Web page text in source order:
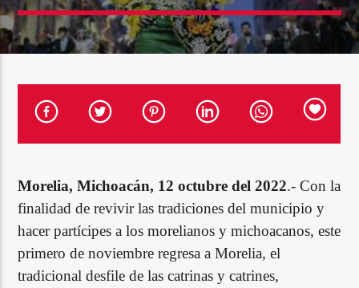
Morelia, Michoacán, 12 octubre del 2022.- Con la
finalidad de revivir las tradiciones del municipio y
hacer partícipes a los morelianos y michoacanos, este
primero de noviembre regresa a Morelia, el
tradicional desfile de las catrinas y catrines,